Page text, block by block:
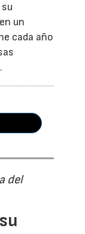
un
cada año
del